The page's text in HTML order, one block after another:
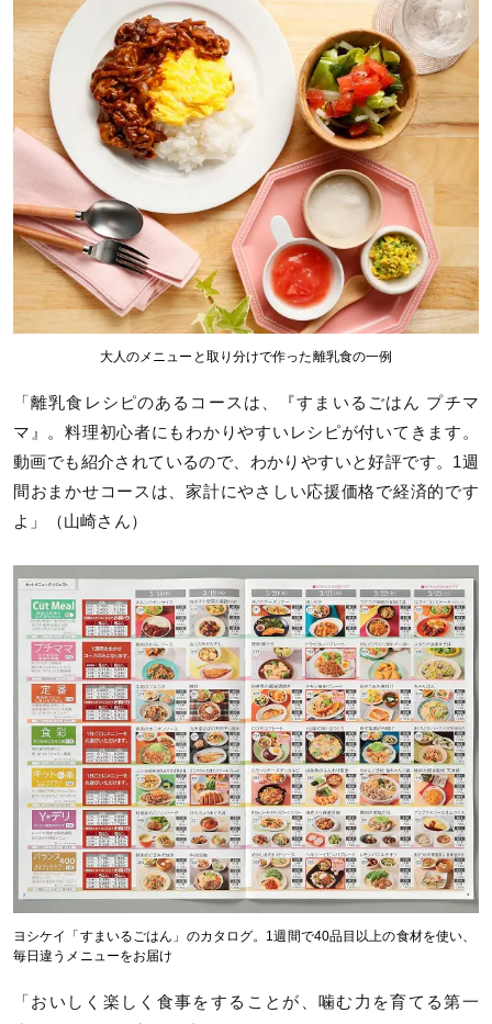
大人のメニューと取り分けで作った離乳食の一例
「離乳食レシピのあるコースは、『すまいるごはん プチマ
マ』。料理初心者にもわかりやすいレシピが付いてきます。
動画でも紹介されているので、わかりやすいと好評です。1週
間おまかせコースは、家計にやさしい応援価格で経済的です
よ」（山崎さん）
ヨシケイ「すまいるごはん」のカタログ。1週間で40品目以上の食材を使い、
毎日違うメニューをお届け
「おいしく楽しく食事をすることが、噛む力を育てる第一